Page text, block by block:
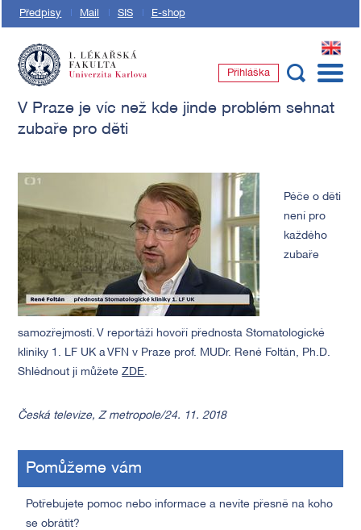
Předpisy Mail SIS E-shop
EN
Přihláška
V Praze je víc než kde jinde problém sehnat
zubaře pro děti
Péče o děti
není pro
každého
zubaře
samozřejmostí. V reportáži hovoří přednosta Stomatologické
kliniky 1. LF UK a VFN v Praze prof. MUDr. René Foltán, Ph.D.
Shlédnout ji můžeteZDE.
Česká televize, Z metropole/24. 11. 2018
Pomůžeme vám
Potřebujete pomoc nebo informace a nevíte přesně na koho
se obrátit?